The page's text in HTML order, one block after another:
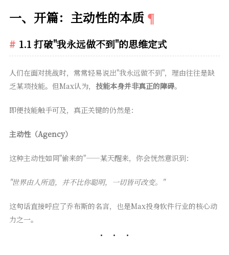
一、开篇：主动性的本质
1.1 打破"我永远做不到"的思维定式
人们在面对挑战时，常常轻易说出"我永远做不到"，理由往往是缺
乏某项技能。但Max认为， 技能本身并非真正的障碍。
即便技能触手可及，真正关键的仍然是：
主动性（Agency）
这种主动性如同"偷来的"——某天醒来，你会恍然意识到：
"世界由人所造，并不比你聪明，一切皆可改变。"
这句话直接呼应了乔布斯的名言，也是Max投身软件行业的核心动
力之一。